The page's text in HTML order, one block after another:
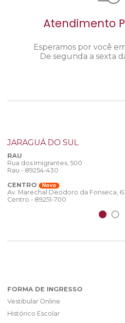
Atendimento
Esperamos por você
De segunda a sexta
JARAGUÁ DO SUL
RAU
Rua dos Imigrantes, 500
Rau - 89254-430
CENTRO
Novo
Av. Marechal Deodoro da Fonseca,
Centro - 89251-700
FORMA DE INGRESSO
Vestibular Online
Histórico Escolar